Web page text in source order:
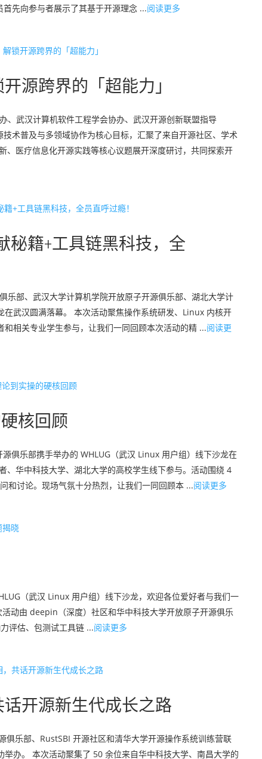
先向参与者展示了其基于开源理念 ...阅读更多
源跨界的「超能力」
武汉计算机软件工程学会协办、武汉开源创新联盟指导
术普及与多领域协作为核心目标，汇聚了来自开源社区、学术
医疗信息化开源实践等核心议题展开深度研讨，共同探索开
秘籍+工具链黑科技，全
部、武汉大学计算机学院开放原子开源俱乐部、湖北大学计
武汉圆满落幕。 本次活动聚焦操作系统研发、Linux 内核开
相关专业学生参与，让我们一同回顾本次活动的精 ...阅读更
核回顾
俱乐部携手举办的 WHLUG（武汉 Linux 用户组）线下沙龙在
华中科技大学、湖北大学的高校学生线下参与。活动围绕 4
和讨论。现场气氛十分热烈，让我们一同回顾本 ...阅读更多
（武汉 Linux 用户组）线下沙龙，欢迎各位爱好者与我们一
动由 deepin（深度）社区和华中科技大学开放原子开源俱乐
评估、包测试工具链 ...阅读更多
话开源新生代成长之路
乐部、RustSBI 开源社区和清华大学开源操作系统训练营联
办。 本次活动聚集了 50 余位来自华中科技大学、南昌大学的